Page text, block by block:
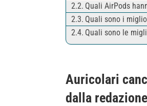
Quali AirPods
Quali sono i
Quali sono le
Auricolari
dalla redazione